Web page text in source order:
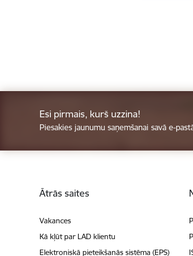
Esi pirmais, kurš uzzina!
Piesakies jaunumu saņemšanai savā e-
Ātrās saites
Vakances
Kā kļūt par LAD klientu
Elektroniskā pieteikšanās sistēma (EPS)